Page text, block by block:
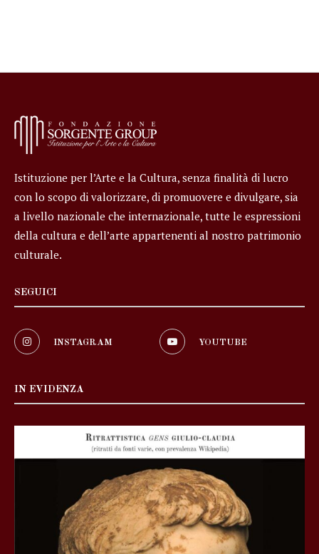
Istituzione per l’Arte e la Cultura, senza finalità di lucro
con lo scopo di valorizzare, di promuovere e divulgare, sia
a livello nazionale che internazionale, tutte le espressioni
della cultura e dell’arte appartenenti al nostro patrimonio
culturale.
SEGUICI
INSTAGRAM YOUTUBE
IN EVIDENZA